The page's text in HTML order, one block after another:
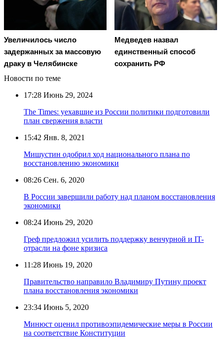
Увеличилось число
задержанных за массовую
драку в Челябинске
Медведев назвал
единственный способ
сохранить РФ
Новости по теме
17:28 Июнь 29, 2024
The Times: уехавшие из России политики подготовили
план свержения власти
15:42 Янв. 8, 2021
Мишустин одобрил ход национального плана по
восстановлению экономики
08:26 Сен. 6, 2020
В России завершили работу над планом восстановления
экономики
08:24 Июнь 29, 2020
Греф предложил усилить поддержку венчурной и IT-
отрасли на фоне кризиса
11:28 Июнь 19, 2020
Правительство направило Владимиру Путину проект
плана восстановления экономики
23:34 Июнь 5, 2020
Минюст оценил противоэпидемические меры в России
на соответствие Конституции